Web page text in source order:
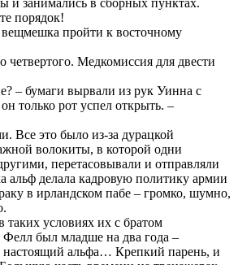
порядок!
пройти к восточному
четвертого. Медкомиссия для двести
– бумаги вырвали из рук Уинна с
только рот успел открыть. –
Все это было из-за дурацкой
волокиты, в которой одни
перетасовывали и отправляли
альф делала кадровую политику армии
в ирландском пабе – громко, шумно,
таких условиях их с братом
был младше на два года –
альфа… Крепкий парень, и